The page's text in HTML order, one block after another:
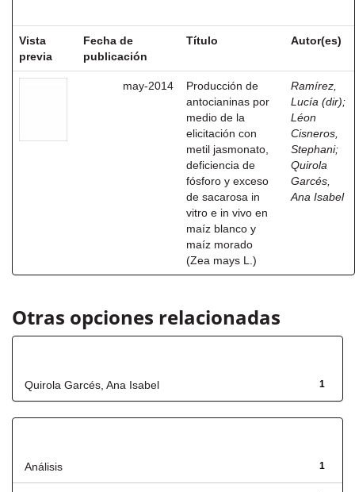
Vista
previa
Fecha de
publicación
Título Autor(es)
may-2014
Producción de
antocianinas por
medio de la
elicitación con
metil jasmonato,
deficiencia de
fósforo y exceso
de sacarosa in
vitro e in vivo en
maíz blanco y
maíz morado
(Zea mays L.)
Ramírez,
Lucía (dir);
Léon
Cisneros,
Stephani;
Quirola
Garcés,
Ana Isabel
Otras opciones relacionadas
1
Quirola Garcés, Ana Isabel
1
Análisis